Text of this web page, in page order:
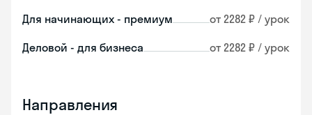
Для начинающих - премиум от 2282 ₽ / урок
Деловой - для бизнеса от 2282 ₽ / урок
Направления